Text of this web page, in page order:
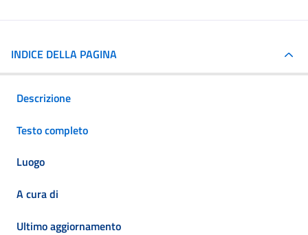
INDICE DELLA PAGINA
Descrizione
Testo completo
Luogo
A cura di
Ultimo aggiornamento